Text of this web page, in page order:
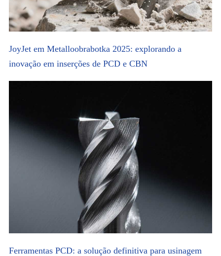
JoyJet em Metalloobrabotka 2025: explorando a
inovação em inserções de PCD e CBN
Ferramentas PCD: a solução definitiva para usinagem